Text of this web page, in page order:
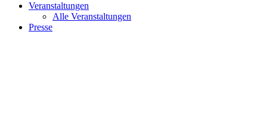
Veranstaltungen
Alle Veranstaltungen
Presse